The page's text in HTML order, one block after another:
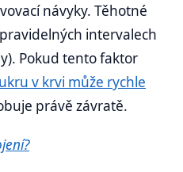
návyky. Těhotné
intervalech
Pokud tento faktor
v krvi může rychle
právě závratě.